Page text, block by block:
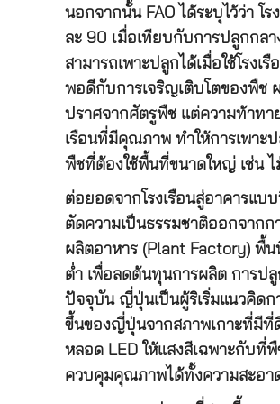
นอกจากนั้น FAO ได้ระบุไว้ว่า โ
ละ 90 เมื่อเทียบกับการปลูกกล
สามารถเพาะปลูกได้เมื่อใช้โรง
พอดีกับการเจริญเติบโตของพืช
ปราศจากศัตรูพืช แต่ความท้าทา
เรือนที่มีคุณภาพ ทำให้การเพาะ
พืชที่ต้องใช้พื้นที่ขนาดใหญ่ เช่น
ต่อยอดจากโรงเรือนสู่อาคารแ
ตัดความเป็นธรรมชาติออกจากก
ผลิตอาหาร (Plant Factory) พื้
ต่ำ เพื่อลดต้นทุนการผลิต การปลู
ปัจจุบัน ญี่ปุ่นเป็นผู้ริเริ่มแนวคิดก
ขึ้นของญี่ปุ่นจากสภาพเกาะที่มีที่
หลอด LED ให้แสงสีเฉพาะกับที่
ควบคุมคุณภาพได้ทั้งความสะอา